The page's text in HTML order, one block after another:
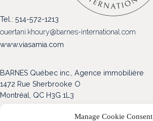
Manage Cookie Consent
Tel.: 514-572-1213
ouertani.khoury@barnes-international.com
www.viasamia.com
BARNES Québec inc., Agence immobilière
1472 Rue Sherbrooke O
Montréal, QC H3G 1L3